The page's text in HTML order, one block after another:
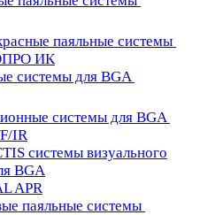
паяльные системы
ИК
системы для BGA
системы для BGA
IR
системы визуального
BGA
APR
паяльные системы